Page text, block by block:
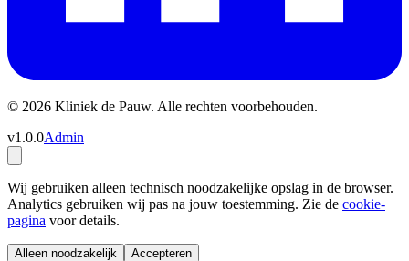
© 2026 Kliniek de Pauw. Alle rechten voorbehouden.
v1.0.0Admin
Wij gebruiken alleen technisch noodzakelijke opslag in de browser.
Analytics gebruiken wij pas na jouw toestemming. Zie de cookie-
pagina voor details.
Alleen noodzakelijk Accepteren